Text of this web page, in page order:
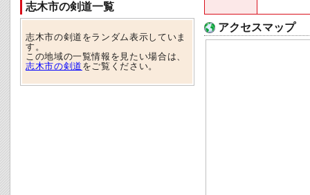
アクセスマップ
志木市の剣道一覧
志木市の剣道をランダム表示していま
す。
この地域の一覧情報を見たい場合は、
志木市の剣道 をご覧ください。